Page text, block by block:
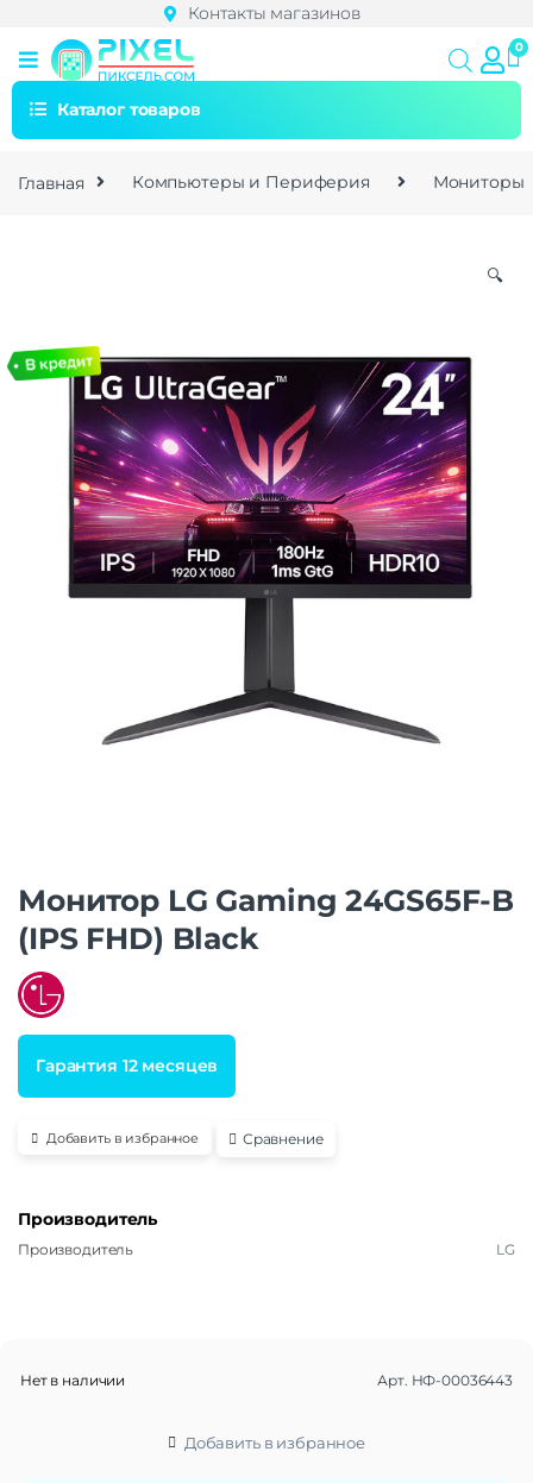
Контакты магазинов
Каталог товаров
Главная Компьютеры и Периферия Мониторы
🔍
Монитор LG Gaming 24GS65F-B
(IPS FHD) Black
Гарантия 12 месяцев
Добавить в избранное Сравнение
Производитель
Производитель LG
Нет в наличии Арт. НФ-00036443
Добавить в избранное